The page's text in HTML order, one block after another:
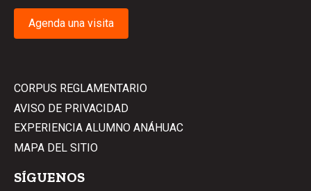
Agenda una visita
CORPUS REGLAMENTARIO
AVISO DE PRIVACIDAD
EXPERIENCIA ALUMNO ANÁHUAC
MAPA DEL SITIO
SÍGUENOS